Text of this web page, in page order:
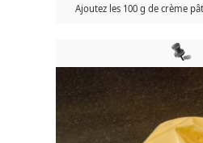
Ajoutez les 100 g de crème